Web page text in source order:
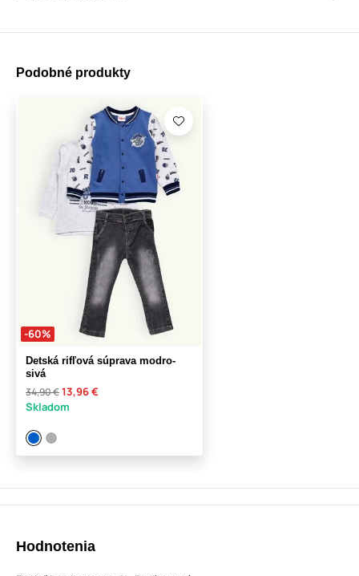
Podobné produkty
-60%
Detská rifľová súprava modro-
sivá
34,90 €13,96 €
Skladom
Hodnotenia